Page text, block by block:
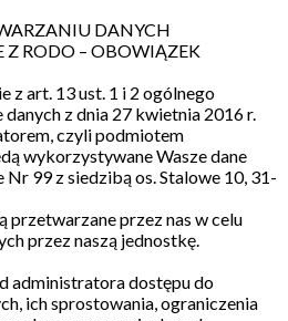
DANYCH
RODO – OBOWIĄZEK
z art. 13 ust. 1 i 2 ogólnego
z dnia 27 kwietnia 2016 r.
czyli podmiotem
wykorzystywane Wasze dane
99 z siedzibą os. Stalowe 10, 31-
przetwarzane przez nas w celu
przez naszą jednostkę.
administratora dostępu do
ich sprostowania, ograniczenia